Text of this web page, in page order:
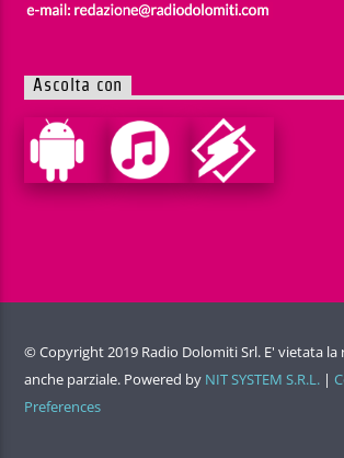
Ascolta con
© Copyright 2019 Radio Dolomiti Srl. E' vietata
anche parziale. Powered by NIT SYSTEM S.R.L. |
Preferences